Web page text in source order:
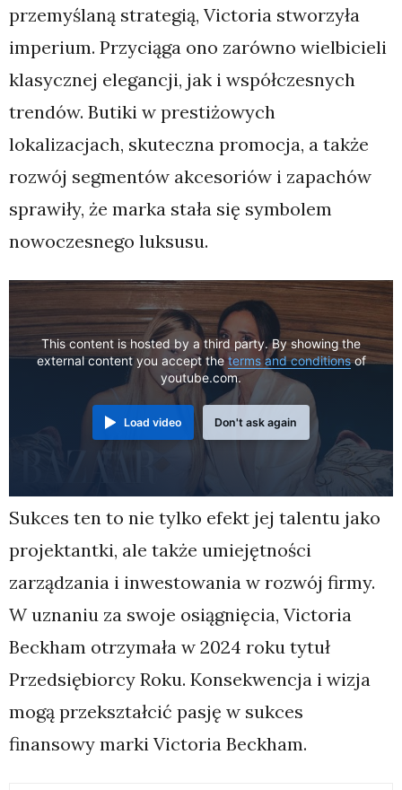
przemyślaną strategią, Victoria stworzyła
imperium. Przyciąga ono zarówno wielbicieli
klasycznej elegancji, jak i współczesnych
trendów. Butiki w prestiżowych
lokalizacjach, skuteczna promocja, a także
rozwój segmentów akcesoriów i zapachów
sprawiły, że marka stała się symbolem
nowoczesnego luksusu.
This content is hosted by a third party. By showing the
external content you accept the terms and conditionsof
youtube.com.
Load video Don't ask again
Sukces ten to nie tylko efekt jej talentu jako
projektantki, ale także umiejętności
zarządzania i inwestowania w rozwój firmy.
W uznaniu za swoje osiągnięcia, Victoria
Beckham otrzymała w 2024 roku tytuł
Przedsiębiorcy Roku. Konsekwencja i wizja
mogą przekształcić pasję w sukces
finansowy marki Victoria Beckham.